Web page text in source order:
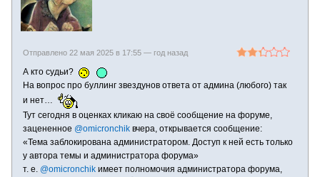
Отправлено 22 мая 2025 в 17:55 — год назад
А кто судьи?
На вопрос про буллинг звездунов ответа от админа (любого) так
и нет…
Тут сегодня в оценках кликаю на своё сообщение на форуме,
зацененное @omicronchik вчера, открывается сообщение:
«Тема заблокирована администратором. Доступ к ней есть только
у автора темы и администратора форума»
т. е. @omicronchik имеет полномочия администратора форума,